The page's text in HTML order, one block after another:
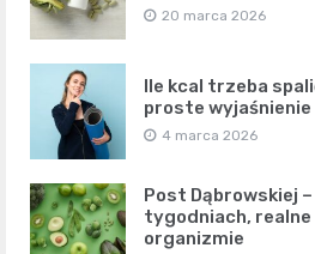
20 marca 2026
Ile kcal trzeba
proste wyjaśnienie
4 marca 2026
Post Dąbrowskiej
tygodniach, realne
organizmie